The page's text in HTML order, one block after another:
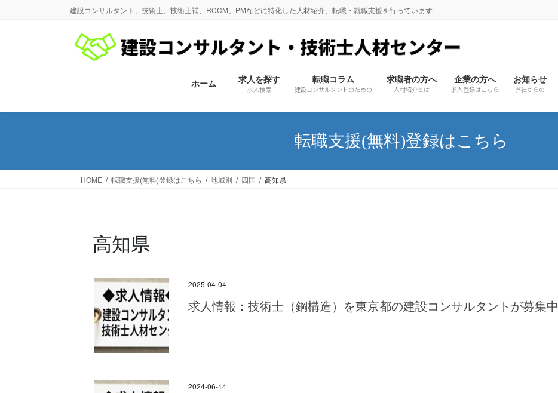
建設コンサルタント、技術士、技術士補、RCCM、PMなどに特化した人材紹介、転職・就職支援を行っています
ホーム 求人を探す
求人検索
転職コラム
建設コンサルタントのための
求職者の方へ
人材紹介とは
企業の方へ
求人登録はこちら
お知らせ
弊社からの
転職支援(無料)登録はこちら
HOME 転職支援(無料)登録はこちら 地域別 四国 高知県
高知県
2025-04-04
求人情報：技術士（鋼構造）を東京都の建設コンサルタントが募集中
2024-06-14